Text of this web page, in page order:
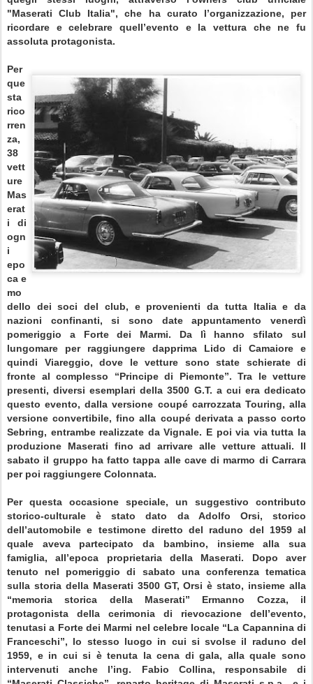
"Maserati Club Italia", che ha curato l’organizzazione, per
ricordare e celebrare quell’evento e la vettura che ne fu
assoluta protagonista.
Per
que
sta
rico
rren
za,
38
vett
ure
Mas
erat
i di
ogn
i
epo
ca e
mo
dello dei soci del club, e provenienti da tutta Italia e da
nazioni confinanti, si sono date appuntamento venerdì
pomeriggio a Forte dei Marmi. Da lì hanno sfilato sul
lungomare per raggiungere dapprima Lido di Camaiore e
quindi Viareggio, dove le vetture sono state schierate di
fronte al complesso “Principe di Piemonte”. Tra le vetture
presenti, diversi esemplari della 3500 G.T. a cui era dedicato
questo evento, dalla versione coupé carrozzata Touring, alla
versione convertibile, fino alla coupé derivata a passo corto
Sebring, entrambe realizzate da Vignale. E poi via via tutta la
produzione Maserati fino ad arrivare alle vetture attuali. Il
sabato il gruppo ha fatto tappa alle cave di marmo di Carrara
per poi raggiungere Colonnata.
Per questa occasione speciale, un suggestivo contributo
storico-culturale è stato dato da Adolfo Orsi, storico
dell’automobile e testimone diretto del raduno del 1959 al
quale aveva partecipato da bambino, insieme alla sua
famiglia, all’epoca proprietaria della Maserati. Dopo aver
tenuto nel pomeriggio di sabato una conferenza tematica
sulla storia della Maserati 3500 GT, Orsi è stato, insieme alla
“memoria storica della Maserati” Ermanno Cozza, il
protagonista della cerimonia di rievocazione dell’evento,
tenutasi a Forte dei Marmi nel celebre locale “La Capannina di
Franceschi”, lo stesso luogo in cui si svolse il raduno del
1959, e in cui si è tenuta la cena di gala, alla quale sono
intervenuti anche l’ing. Fabio Collina, responsabile di